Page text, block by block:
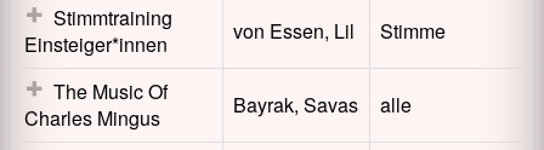
Stimmtraining
Einsteiger*innen
von Essen, Lil Stimme
The Music Of
Charles Mingus
Bayrak, Savas alle